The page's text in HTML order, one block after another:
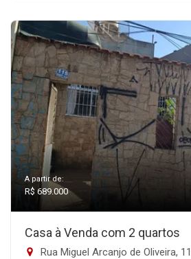
A partir de:
R$ 689.000
Casa à Venda com 2 quartos
Rua Miguel Arcanjo de Oliveira, 115 -